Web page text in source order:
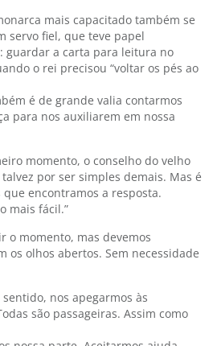
mais capacitado também se
servo fiel, que teve papel
guardar a carta para leitura no
o rei precisou “voltar os pés ao
é de grande valia contarmos
para nos auxiliarem em nossa
momento, o conselho do velho
por ser simples demais. Mas é
encontramos a resposta.
mais fácil.”
o momento, mas devemos
os olhos abertos. Sem necessidade
nos apegarmos às
são passageiras. Assim como